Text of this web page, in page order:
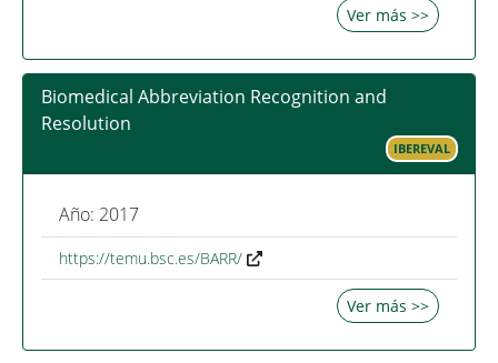
Ver más >>
Biomedical Abbreviation Recognition and
Resolution
IBEREVAL
Año: 2017
https://temu.bsc.es/BARR/
Ver más >>